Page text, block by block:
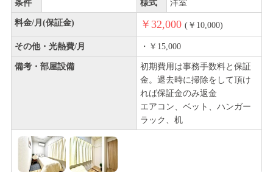
条件 様式 洋室
料金/月(保証金) ￥32,000 (￥10,000)
その他・光熱費/月 ・￥15,000
備考・部屋設備
初期費用は事務手数料と保証
金。退去時に掃除をして頂け
れば保証金のみ返金
エアコン、ベット、ハンガー
ラック、机